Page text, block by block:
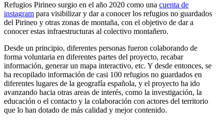
Refugios Pirineo surgio en el año 2020 como una cuenta de
instagram para visibilizar y dar a conocer los refugios no guardados
del Pirineo y otras zonas de montaña, con el objetivo de dar a
conocer estas infraestructuras al colectivo montañero.
Desde un principio, diferentes personas fueron colaborando de
forma voluntaria en diferentes partes del proyecto, recabar
información, generar un mapa interactivo, etc. Y desde entonces, se
ha recopilado información de casi 100 refugios no guardados en
diferentes lugares de la geografía española, y el proyecto ha ido
avanzando hacia otras areas de interés, como la investigación, la
educación o el contacto y la colaboración con actores del territorio
que lo han dotado de más calidad y mejor contenido.